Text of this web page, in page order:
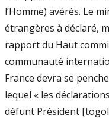
l’Homme) avérés. Le
étrangères à déclaré,
rapport du Haut
communauté
France devra se
lequel « les
défunt Président